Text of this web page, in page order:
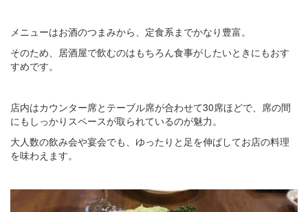
メニューはお酒のつまみから、定食系までかなり豊富。
そのため、居酒屋で飲むのはもちろん食事がしたいときにもおす
すめです。
店内はカウンター席とテーブル席が合わせて30席ほどで、席の間
にもしっかりスペースが取られているのが魅力。
大人数の飲み会や宴会でも、ゆったりと足を伸ばしてお店の料理
を味わえます。